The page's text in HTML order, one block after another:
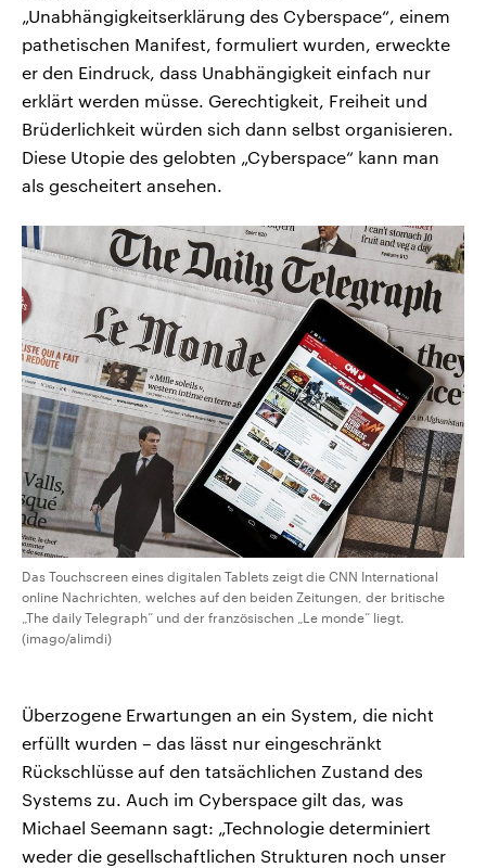
„Unabhängigkeitserklärung des Cyberspace“, einem
pathetischen Manifest, formuliert wurden, erweckte
er den Eindruck, dass Unabhängigkeit einfach nur
erklärt werden müsse. Gerechtigkeit, Freiheit und
Brüderlichkeit würden sich dann selbst organisieren.
Diese Utopie des gelobten „Cyberspace“ kann man
als gescheitert ansehen.
Das Touchscreen eines digitalen Tablets zeigt die CNN International
online Nachrichten, welches auf den beiden Zeitungen, der britische
„The daily Telegraph“ und der französischen „Le monde“ liegt.
(imago/alimdi)
Überzogene Erwartungen an ein System, die nicht
erfüllt wurden – das lässt nur eingeschränkt
Rückschlüsse auf den tatsächlichen Zustand des
Systems zu. Auch im Cyberspace gilt das, was
Michael Seemann sagt: „Technologie determiniert
weder die gesellschaftlichen Strukturen noch unser